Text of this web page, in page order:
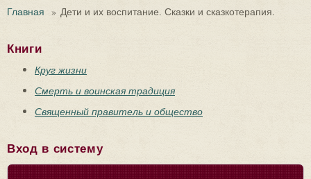
Главная » Дети и их воспитание. Сказки и сказкотерапия.
Книги
Круг жизни
Смерть и воинская традиция
Священный правитель и общество
Вход в систему